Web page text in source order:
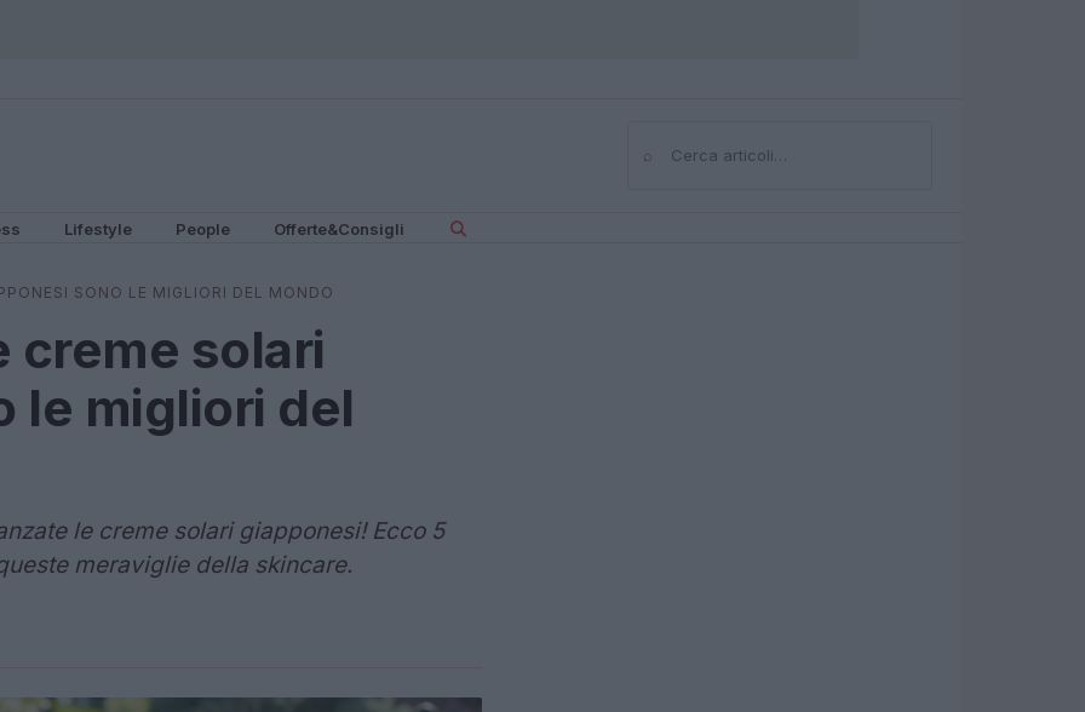
⌕Cerca
Lifestyle People Offerte&Consigli
SONO LE MIGLIORI DEL MONDO
creme solari
le migliori del
le creme solari giapponesi! Ecco 5
meraviglie della skincare.